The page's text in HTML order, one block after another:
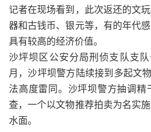
记者在现场看到，此次返还的文
器和古钱币、银元等，有的年代
具有较高的经济价值。
沙坪坝区公安分局刑侦支队支
月，沙坪坝警方陆续接到多起文
法高度雷同。沙坪坝警方抽调精
查，一个以文物推荐拍卖为名实
水面。